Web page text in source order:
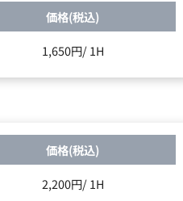
価格(税込)
1,650円/ 1H
価格(税込)
2,200円/ 1H